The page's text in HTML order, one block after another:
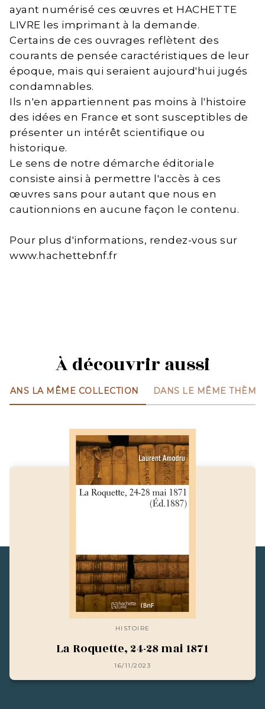
ayant numérisé ces œuvres et HACHETTE
LIVRE les imprimant à la demande.
Certains de ces ouvrages reflètent des
courants de pensée caractéristiques de leur
époque, mais qui seraient aujourd'hui jugés
condamnables.
Ils n'en appartiennent pas moins à l'histoire
des idées en France et sont susceptibles de
présenter un intérêt scientifique ou
historique.
Le sens de notre démarche éditoriale
consiste ainsi à permettre l'accès à ces
œuvres sans pour autant que nous en
cautionnions en aucune façon le contenu.
Pour plus d'informations, rendez-vous sur
www.hachettebnf.fr
À découvrir aussi
DANS LA MÊME COLLECTION DANS LE MÊME THÈME
HISTOIRE
La Roquette, 24-28 mai 1871
16/11/2023